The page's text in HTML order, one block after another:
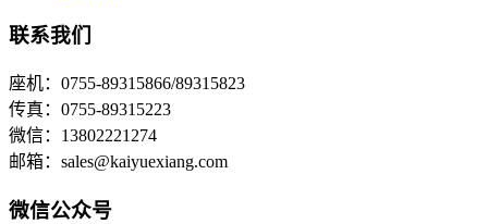
联系我们
座机：0755-89315866/89315823
传真：0755-89315223
微信：13802221274
邮箱：sales@kaiyuexiang.com
微信公众号